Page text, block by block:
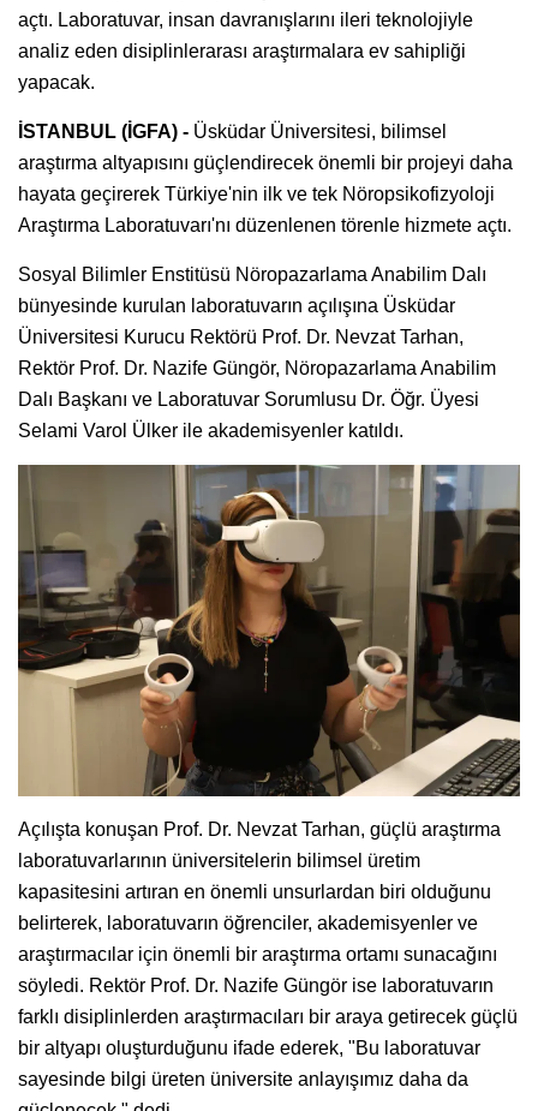
açtı. Laboratuvar, insan davranışlarını ileri teknolojiyle
analiz eden disiplinlerarası araştırmalara ev sahipliği
yapacak.
İSTANBUL (İGFA) - Üsküdar Üniversitesi, bilimsel
araştırma altyapısını güçlendirecek önemli bir projeyi daha
hayata geçirerek Türkiye'nin ilk ve tek Nöropsikofizyoloji
Araştırma Laboratuvarı'nı düzenlenen törenle hizmete açtı.
Sosyal Bilimler Enstitüsü Nöropazarlama Anabilim Dalı
bünyesinde kurulan laboratuvarın açılışına Üsküdar
Üniversitesi Kurucu Rektörü Prof. Dr. Nevzat Tarhan,
Rektör Prof. Dr. Nazife Güngör, Nöropazarlama Anabilim
Dalı Başkanı ve Laboratuvar Sorumlusu Dr. Öğr. Üyesi
Selami Varol Ülker ile akademisyenler katıldı.
Açılışta konuşan Prof. Dr. Nevzat Tarhan, güçlü araştırma
laboratuvarlarının üniversitelerin bilimsel üretim
kapasitesini artıran en önemli unsurlardan biri olduğunu
belirterek, laboratuvarın öğrenciler, akademisyenler ve
araştırmacılar için önemli bir araştırma ortamı sunacağını
söyledi. Rektör Prof. Dr. Nazife Güngör ise laboratuvarın
farklı disiplinlerden araştırmacıları bir araya getirecek güçlü
bir altyapı oluşturduğunu ifade ederek, "Bu laboratuvar
sayesinde bilgi üreten üniversite anlayışımız daha da